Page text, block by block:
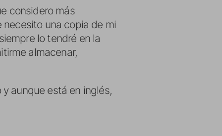
considero más
necesito una copia de mi
lo tendré en la
almacenar,
aunque está en inglés,